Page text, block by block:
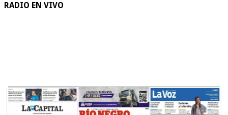
RADIO EN VIVO